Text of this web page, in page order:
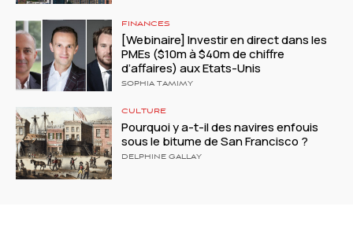
FINANCES
[Webinaire] Investir en direct dans les
PMEs ($10m à $40m de chiffre
d’affaires) aux Etats-Unis
SOPHIA TAMIMY
CULTURE
Pourquoi y a-t-il des navires enfouis
sous le bitume de San Francisco ?
DELPHINE GALLAY